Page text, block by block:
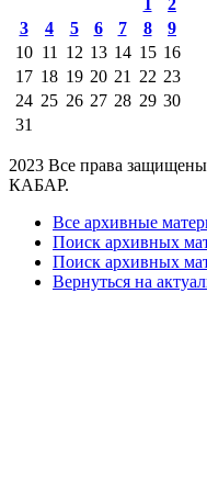
1
2
3
4 5 6 7 8
9
10 11 12 13 14 15 16
17 18 19 20 21 22 23
24 25 26 27 28 29 30
31
2023 Все права
КАБАР.
Все архивные
Поиск архивных
Поиск архивных
Вернуться на